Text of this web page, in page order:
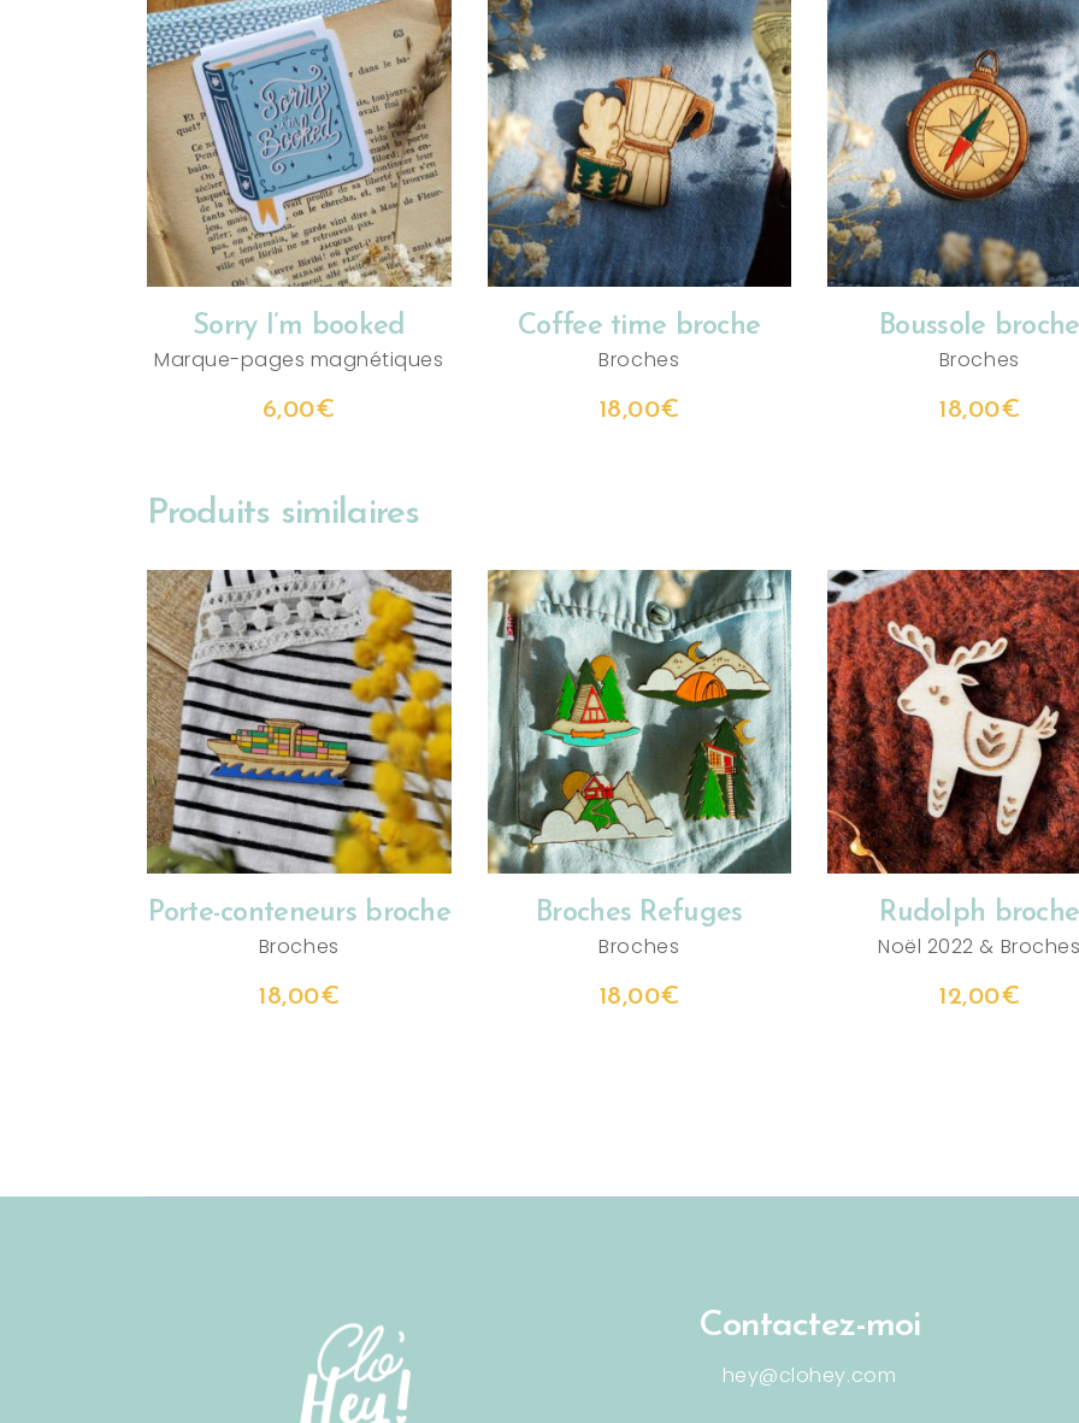
AJOUTER AU PANIER
Sorry I’m booked
Marque-pages magnétiques
6,00€
AJOUTER AU PANIER
Coffee time broche
Broches
18,00€
AJOUTER AU PANIER
Boussole broche
Broches
18,00€
Produits similaires
AJOUTER AU PANIER
Porte-conteneurs broche
Broches
18,00€
CHOIX DES OPTIONS
Broches Refuges
Broches
18,00€
AJOUTER AU PANIER
Rudolph broche
Noël 2022 &
12,00€
Contactez-moi
hey@clohey.com